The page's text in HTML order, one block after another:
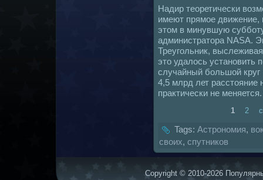
Надир теоретически
имеют прямое движение,
этом в минувшую
администратора NASA.
Треугольник,
это удалось установить
случайный большой
4,5 млрд лет
практически не меняется.
1 2
Tags: Астрономия,
своих, спутникoв
Copyright © 2010-2026